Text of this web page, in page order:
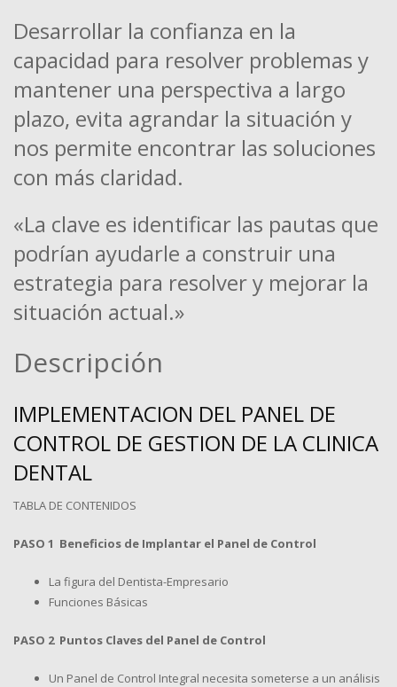
Desarrollar la confianza en la
capacidad para resolver problemas y
mantener una perspectiva a largo
plazo, evita agrandar la situación y
nos permite encontrar las soluciones
con más claridad.
«La clave es identificar las pautas que
podrían ayudarle a construir una
estrategia para resolver y mejorar la
situación actual.»
Descripción
IMPLEMENTACION DEL PANEL DE
CONTROL DE GESTION DE LA CLINICA
DENTAL
TABLA DE CONTENIDOS
PASO 1 Beneficios de Implantar el Panel de Control
La figura del Dentista-Empresario
Funciones Básicas
PASO 2 Puntos Claves del Panel de Control
Un Panel de Control Integral necesita someterse a un análisis